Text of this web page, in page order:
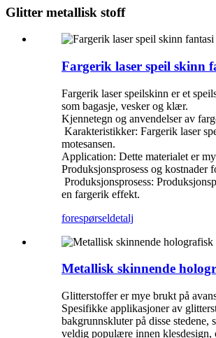
Glitter metallisk stoff
Fargerik laser speil skinn
Fargerik laser speilskinn er et
som bagasje, vesker og klær.
Kjennetegn og anvendelser av
Karakteristikker‌: Fargerik laser
motesansen.
‌Application‌: Dette materialet er
Produksjonsprosess og kostnader
Produksjonsprosess‌:
en fargerik effekt. ‌
forespørseldetalj
Metallisk skinnende
Glitterstoffer er mye brukt på
Spesifikke applikasjoner av
bakgrunnskluter på disse
veldig populære innen klesdesign,